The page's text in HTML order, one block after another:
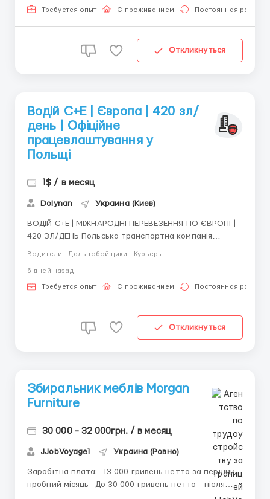
База: поблизу Білостока Заробітна плата: * 95 € за
Требуется опыт С проживанием Постоянная работа
Откликнуться
Водій C+E | Європа | 420 зл/
день | Офіційне
працевлаштування у
Польщі
1$ / в месяц
Dolynan Украина (Киев)
ВОДІЙ C+E | МІЖНАРОДНІ ПЕРЕВЕЗЕННЯ ПО ЄВРОПІ |
420 ЗЛ/ДЕНЬ Польська транспортна компанія
запрошує водія категорії C+E на роботу в
Домостава (37-405), Польща Ми пропонуємо: * 420
злотих за день * офіційне працевлаштування
Водители - Дальнобойщики - Курьеры
6 дней назад
Требуется опыт С проживанием Постоянная работа
Откликнуться
Збиральник меблів Morgan
Furniture
30 000 - 32 000грн. / в месяц
JJobVoyage1 Украина (Ровно)
Заробітна плата: -13 000 гривень нетто за перший
пробний місяць -До 30 000 гривень нетто - після